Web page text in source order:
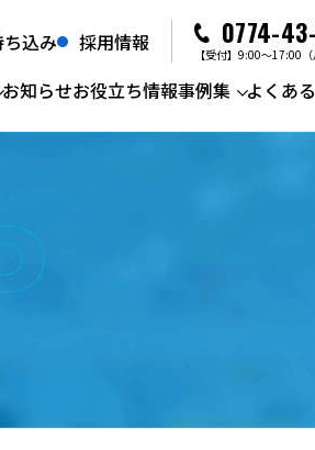
込み 採用情報 0774-
【受付】9:00～17:00（
業廃棄物収集車
般廃棄物収集車
業廃棄物中間処理設備
関西テクニカの強み
お知らせお役立ち情報事例集
池リサイクル
廃棄物
よくあ